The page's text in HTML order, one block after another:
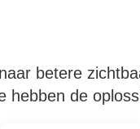
betere
hebben de